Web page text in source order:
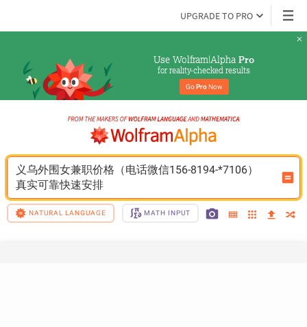
UPGRADE TO PRO
Use Wolfram|Alpha Pro
for reality-checked results
Go Pro Now
义乌外围女兼职价格（电话微信156-8194-*7106）
真实可靠快速安排
NATURAL LANGUAGE MATH INPUT